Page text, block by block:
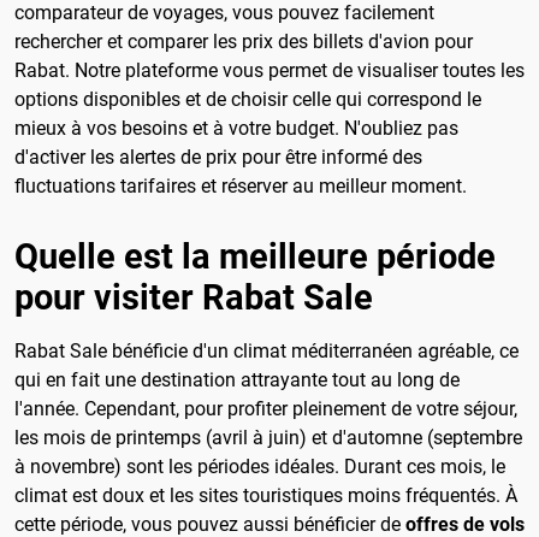
comparateur de voyages, vous pouvez facilement
rechercher et comparer les prix des billets d'avion pour
Rabat. Notre plateforme vous permet de visualiser toutes les
options disponibles et de choisir celle qui correspond le
mieux à vos besoins et à votre budget. N'oubliez pas
d'activer les alertes de prix pour être informé des
fluctuations tarifaires et réserver au meilleur moment.
Quelle est la meilleure période
pour visiter Rabat Sale
Rabat Sale bénéficie d'un climat méditerranéen agréable, ce
qui en fait une destination attrayante tout au long de
l'année. Cependant, pour profiter pleinement de votre séjour,
les mois de printemps (avril à juin) et d'automne (septembre
à novembre) sont les périodes idéales. Durant ces mois, le
climat est doux et les sites touristiques moins fréquentés. À
cette période, vous pouvez aussi bénéficier de offres de vols